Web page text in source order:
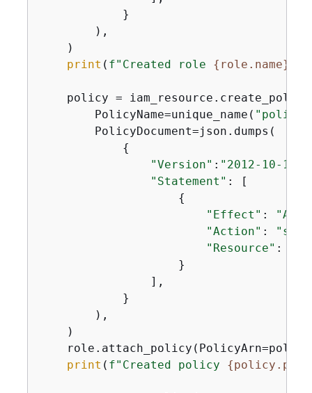
            }
        ),
    )
print ( f"Created role { role.name}
policy =
        PolicyName=unique_name(
"policy"
        PolicyDocument=json.dumps(
{
"Version" : "2012-10-17"
"Statement" : [
{
"Effect" :
"Action" :
"Resource" :
                    }
                ],
            }
        ),
    )
print ( f"Created policy {